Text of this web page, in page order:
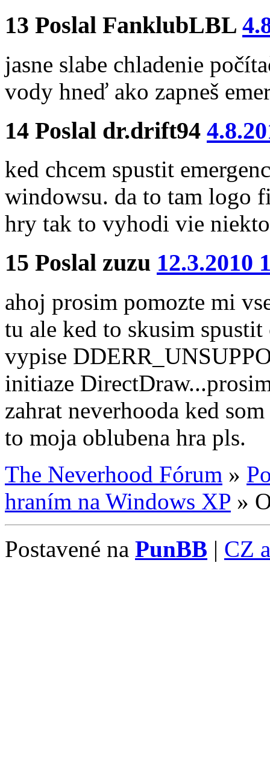
13 Poslal FanklubLBL
jasne slabe chladenie
vody hneď ako zapneš
14 Poslal dr.drift94
ked chcem spustit
windowsu. da to tam logo
hry tak to vyhodi vie
15 Poslal zuzu 12.3.2010
ahoj prosim pomozte mi
tu ale ked to skusim
vypise
initiaze
zahrat neverhooda ked
to moja oblubena hra pls.
The Neverhood Fórum »
hraním na Windows XP »
Postavené na PunBB | CZ